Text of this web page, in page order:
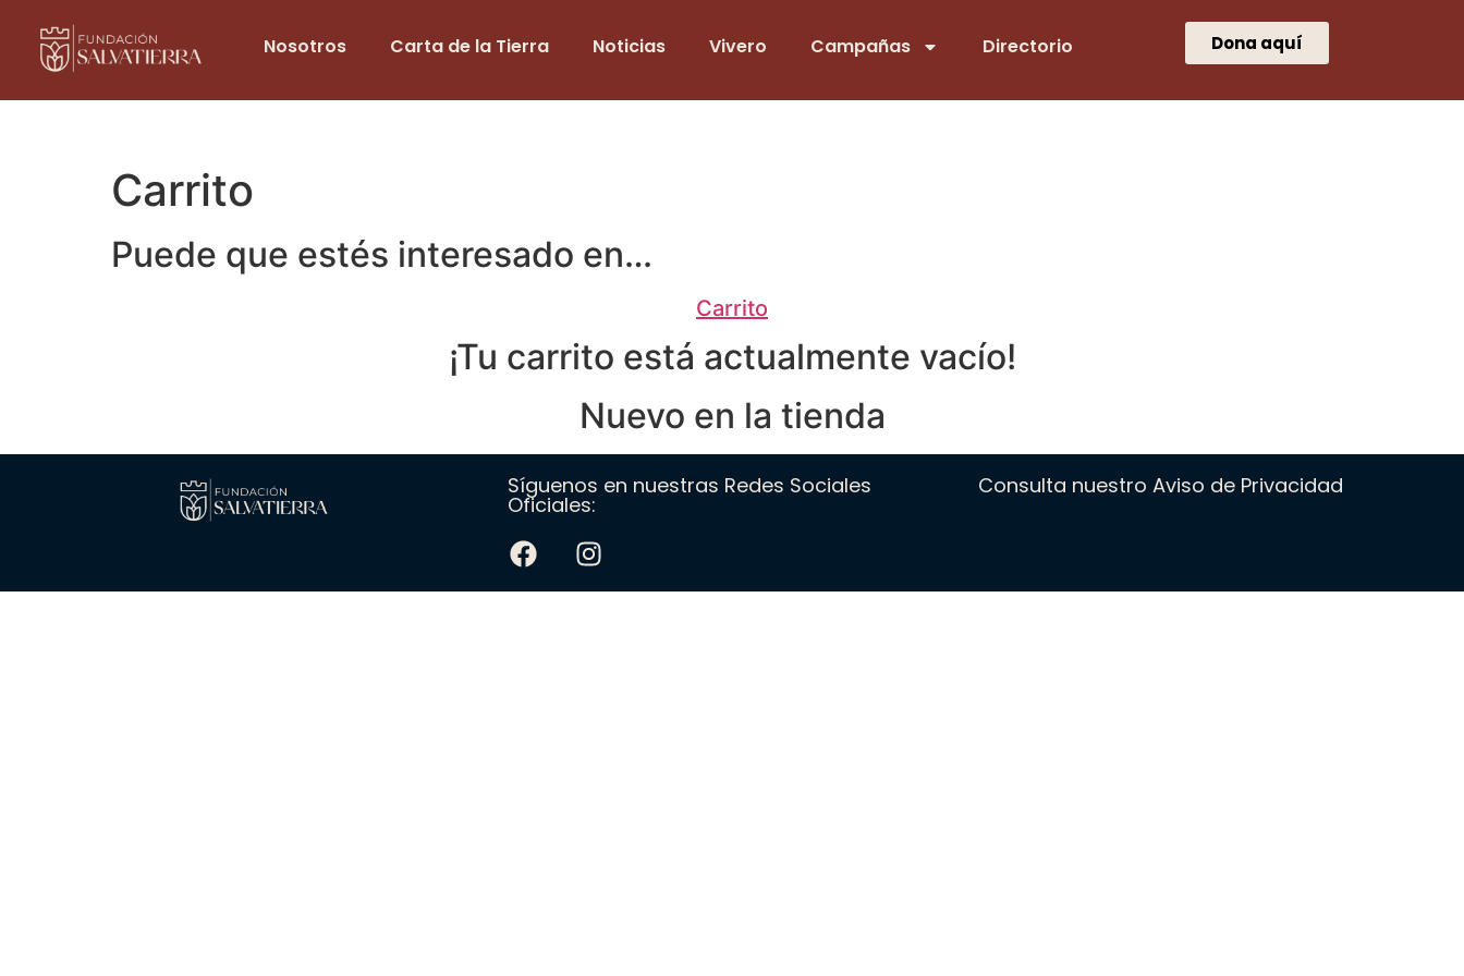
Nosotros Carta de la Tierra Noticias Vivero Campañas Directorio Dona aquí
Carrito
Puede que estés interesado en…
Carrito
¡Tu carrito está actualmente vacío!
Nuevo en la tienda
Síguenos en nuestras Redes Sociales
Oficiales:
Consulta nuestro Aviso de Privacidad